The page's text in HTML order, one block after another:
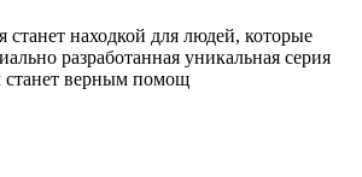
станет находкой для людей, которые
разработанная уникальная серия
станет верным помощ